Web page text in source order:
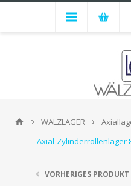
WÄLZLAGER
Axial-Zylinderrollenlager
VORHERIGES PRODUKT